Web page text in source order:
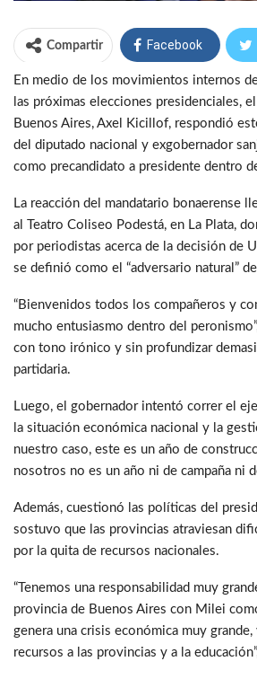
Compartir Facebook
WhatsApp
En medio de los movimientos internos
las próximas elecciones presidenciales,
Buenos Aires, Axel Kicillof, respondió
del diputado nacional y exgobernador
como precandidato a presidente dentro
La reacción del mandatario bonaerense
al Teatro Coliseo Podestá, en La Plata,
por periodistas acerca de la decisión de
se definió como el “adversario natural”
“Bienvenidos todos los compañeros y
mucho entusiasmo dentro del
con tono irónico y sin profundizar
partidaria.
Luego, el gobernador intentó correr el
la situación económica nacional y la
nuestro caso, este es un año de
nosotros no es un año ni de campaña ni
Además, cuestionó las políticas del
sostuvo que las provincias atraviesan
por la quita de recursos nacionales.
“Tenemos una responsabilidad muy
provincia de Buenos Aires con Milei
genera una crisis económica muy
recursos a las provincias y a la